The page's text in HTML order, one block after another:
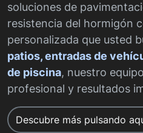
soluciones de
resistencia del hormigón
personalizada que usted
patios, entradas de
de piscina, nuestro
profesional y resultados
Descubre más pulsando